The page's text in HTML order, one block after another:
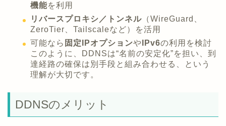
機能を利用
リバースプロキシ／トンネル （WireGuard、
ZeroTier、Tailscaleなど）を活用
可能なら 固定IPオプションや IPv6の利用を検討
このように、DDNSは“名前の安定化”を担い、到
達経路の確保は別手段と組み合わせる、という
理解が大切です。
DDNSのメリット